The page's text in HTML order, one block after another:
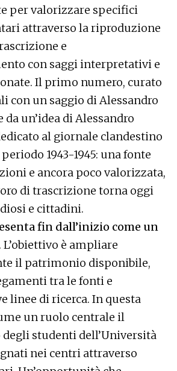
per valorizzare specifici
attraverso la riproduzione
e
con saggi interpretativi e
Il primo numero, curato
con un saggio di Alessandro
da un’idea di Alessandro
al giornale clandestino
1943-1945: una fonte
e ancora poco valorizzata,
di trascrizione torna oggi
e cittadini.
fin dall’inizio come un
. L’obiettivo è ampliare
il patrimonio disponibile,
tra le fonti e
linee di ricerca. In questa
un ruolo centrale il
studenti dell’Università
nei centri attraverso